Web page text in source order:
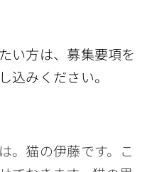
い方は、募集要項を
込みください。
。猫の伊藤です。こ